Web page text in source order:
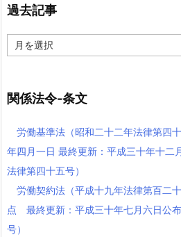
過去記事
去
関係法令-条文
労働基準法（昭和二十二年法律第四
年四月一日 最終更新：平成三十年十二
法律第四十五号）
労働契約法（平成十九年法律第百二
点 最終更新：平成三十年七月六日公
号）